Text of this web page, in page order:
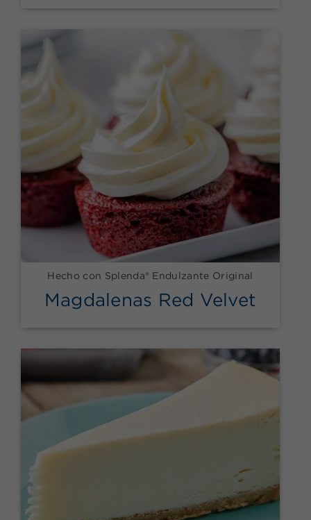
Hecho con Splenda® Endulzante Original
Magdalenas Red Velvet